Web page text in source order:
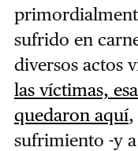
sufrido en
diversos actos
las víctimas,
quedaron aquí,
sufrimiento -y